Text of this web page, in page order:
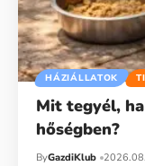
HÁZIÁLLATOK
Mit tegyél,
hőségben?
ByGazdiKlub